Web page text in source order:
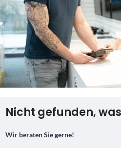
Nicht gefunden,
Wir beraten Sie gerne!